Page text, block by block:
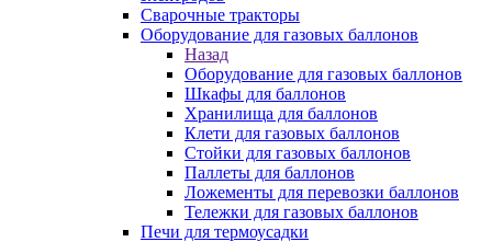
Сварочные тракторы
Оборудование для газовых баллонов
Назад
Оборудование для газовых баллонов
Шкафы для баллонов
Хранилища для баллонов
Клети для газовых баллонов
Стойки для газовых баллонов
Паллеты для баллонов
Ложементы для перевозки баллонов
Тележки для газовых баллонов
Печи для термоусадки